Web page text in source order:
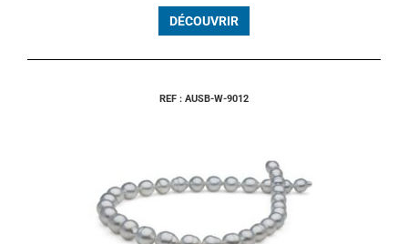
DÉCOUVRIR
REF : AUSB-W-9012